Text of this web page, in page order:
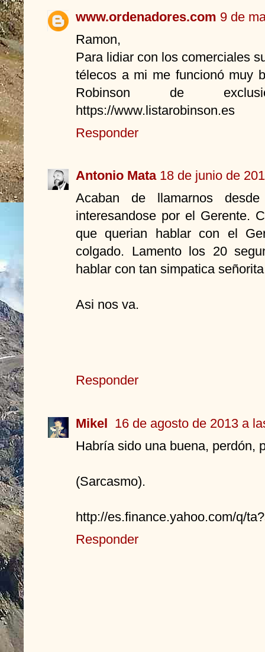
www.ordenadores.com 9 de
Ramon,
Para lidiar con los comerciales
télecos a mi me funcionó muy
Robinson de
https://www.listarobinson.es
Responder
Antonio Mata 18 de junio de
Acaban de llamarnos
interesandose por el Gerente.
que querian hablar con el
colgado. Lamento los 20
hablar con tan simpatica
Asi nos va.
Responder
Mikel 16 de agosto de 2013 a
Habría sido una buena, perdón,
(Sarcasmo).
http://es.finance.yahoo.com/q/
Responder